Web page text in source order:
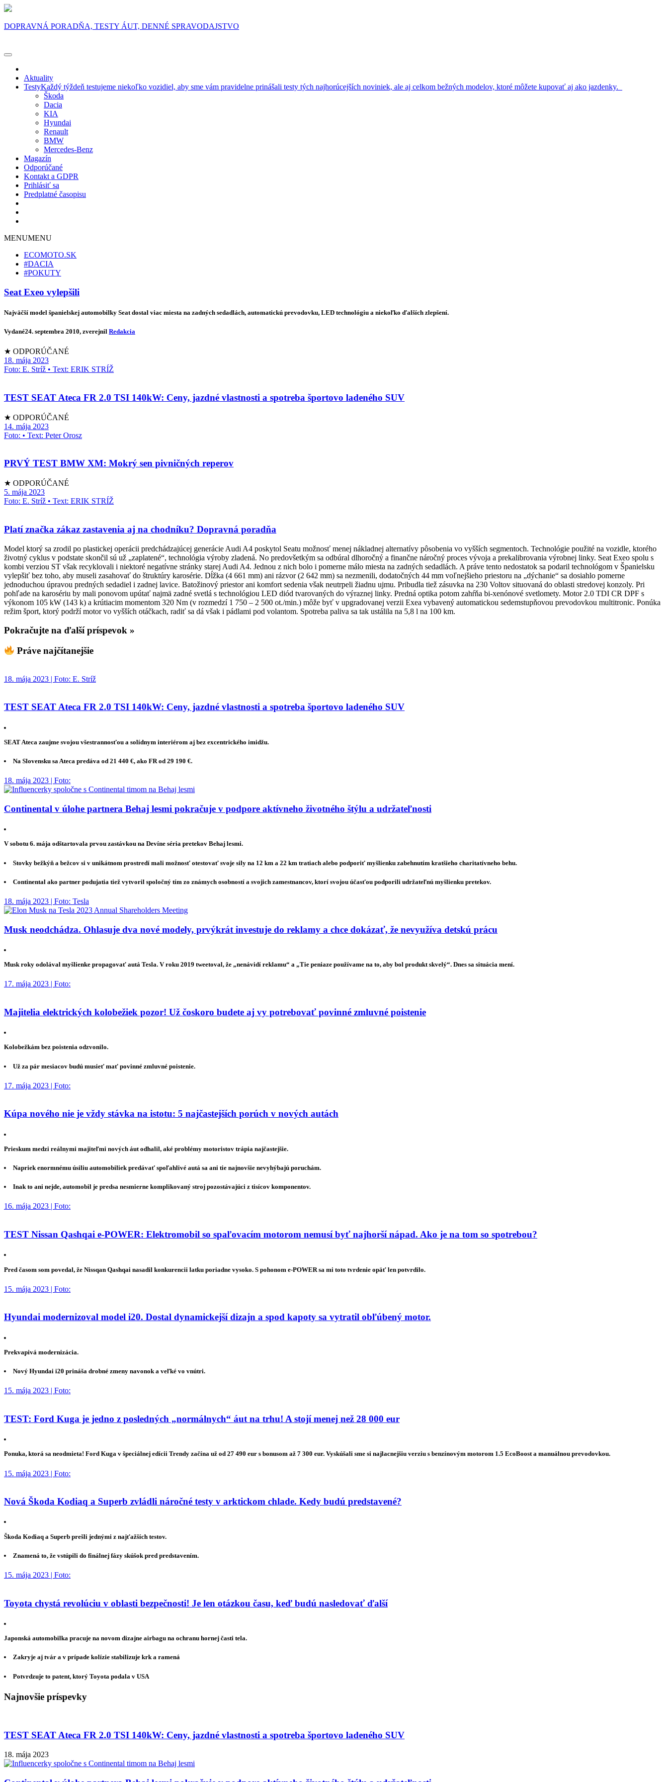
DOPRAVNÁ PORADŇA, TESTY ÁUT, DENNÉ SPRAVODAJSTVO
Aktuality
TestyKaždý týždeň testujeme niekoľko vozidiel, aby sme vám pravidelne prinášali testy tých najhorúcejších noviniek, ale aj celkom bežných modelov, ktoré môžete kupovať aj ako jazdenky.
Škoda
Dacia
KIA
Hyundai
Renault
BMW
Mercedes-Benz
Magazín
Odporúčané
Kontakt a GDPR
Prihlásiť sa
Predplatné časopisu
MENUMENU
ECOMOTO.SK
#DACIA
#POKUTY
Seat Exeo vylepšili
Najväčší model španielskej automobilky Seat dostal viac miesta na zadných sedadlách, automatickú prevodovku, LED technológiu a niekoľko ďalších zlepšení.
Vydané24. septembra 2010, zverejnil Redakcia
★ ODPORÚČANÉ
18. mája 2023
Foto: E. Stríž • Text: ERIK STRÍŽ
TEST SEAT Ateca FR 2.0 TSI 140kW: Ceny, jazdné vlastnosti a spotreba športovo ladeného SUV
★ ODPORÚČANÉ
14. mája 2023
Foto: • Text: Peter Orosz
PRVÝ TEST BMW XM: Mokrý sen pivničných reperov
★ ODPORÚČANÉ
5. mája 2023
Foto: E. Stríž • Text: ERIK STRÍŽ
Platí značka zákaz zastavenia aj na chodníku? Dopravná poradňa
Model ktorý sa zrodil po plastickej operácii predchádzajúcej generácie Audi A4 poskytol Seatu možnosť menej nákladnej alternatívy pôsobenia vo vyšších segmentoch. Technológie použité na vozidle, ktorého
životný cyklus v podstate skončil sú už „zaplatené“, technológia výroby zladená. No predovšetkým sa odbúral dlhoročný a finančne náročný proces vývoja a prekalibrovania výrobnej linky. Seat Exeo spolu s
kombi verziou ST však recyklovali i niektoré negatívne stránky starej Audi A4. Jednou z nich bolo i pomerne málo miesta na zadných sedadlách. A práve tento nedostatok sa podaril technológom v Španielsku
vylepšiť bez toho, aby museli zasahovať do štruktúry karosérie. Dĺžka (4 661 mm) ani rázvor (2 642 mm) sa nezmenili, dodatočných 44 mm voľnejšieho priestoru na „dýchanie“ sa dosiahlo pomerne
jednoduchou úpravou predných sedadiel i zadnej lavice. Batožinový priestor ani komfort sedenia však neutrpeli žiadnu ujmu. Pribudla tiež zásuvka na 230 Voltov situovaná do oblasti stredovej konzoly. Pri
pohľade na karosériu by mali ponovom upútať najmä zadné svetlá s technológiou LED diód tvarovaných do výraznej linky. Predná optika potom zahŕňa bi-xenónové svetlomety. Motor 2.0 TDI CR DPF s
výkonom 105 kW (143 k) a krútiacim momentom 320 Nm (v rozmedzí 1 750 – 2 500 ot./min.) môže byť v upgradovanej verzii Exea vybavený automatickou sedemstupňovou prevodovkou multitronic. Ponúka
režim šport, ktorý podrží motor vo vyšších otáčkach, radiť sa dá však i pádlami pod volantom. Spotreba paliva sa tak ustálila na 5,8 l na 100 km.
Pokračujte na ďalší príspevok »
Práve najčítanejšie
18. mája 2023 | Foto: E. Stríž
TEST SEAT Ateca FR 2.0 TSI 140kW: Ceny, jazdné vlastnosti a spotreba športovo ladeného SUV
SEAT Ateca zaujme svojou všestrannosťou a solídnym interiérom aj bez excentrického imidžu.
Na Slovensku sa Ateca predáva od 21 440 €, ako FR od 29 190 €.
18. mája 2023 | Foto:
Continental v úlohe partnera Behaj lesmi pokračuje v podpore aktívneho životného štýlu a udržateľnosti
V sobotu 6. mája odštartovala prvou zastávkou na Devíne séria pretekov Behaj lesmi.
Stovky bežkýň a bežcov si v unikátnom prostredí mali možnosť otestovať svoje sily na 12 km a 22 km tratiach alebo podporiť myšlienku zabehnutím kratšieho charitatívneho behu.
Continental ako partner podujatia tiež vytvoril spoločný tím zo známych osobností a svojich zamestnancov, ktorí svojou účasťou podporili udržateľnú myšlienku pretekov.
18. mája 2023 | Foto: Tesla
Musk neodchádza. Ohlasuje dva nové modely, prvýkrát investuje do reklamy a chce dokázať, že nevyužíva detskú prácu
Musk roky odolával myšlienke propagovať autá Tesla. V roku 2019 tweetoval, že „nenávidí reklamu“ a „Tie peniaze používame na to, aby bol produkt skvelý“. Dnes sa situácia mení.
17. mája 2023 | Foto:
Majitelia elektrických kolobežiek pozor! Už čoskoro budete aj vy potrebovať povinné zmluvné poistenie
Kolobežkám bez poistenia odzvonilo.
Už za pár mesiacov budú musieť mať povinné zmluvné poistenie.
17. mája 2023 | Foto:
Kúpa nového nie je vždy stávka na istotu: 5 najčastejších porúch v nových autách
Prieskum medzi reálnymi majiteľmi nových áut odhalil, aké problémy motoristov trápia najčastejšie.
Napriek enormnému úsiliu automobiliek predávať spoľahlivé autá sa ani tie najnovšie nevyhýbajú poruchám.
Inak to ani nejde, automobil je predsa nesmierne komplikovaný stroj pozostávajúci z tisícov komponentov.
16. mája 2023 | Foto:
TEST Nissan Qashqai e-POWER: Elektromobil so spaľovacím motorom nemusí byť najhorší nápad. Ako je na tom so spotrebou?
Pred časom som povedal, že Nissqan Qashqai nasadil konkurencii latku poriadne vysoko. S pohonom e-POWER sa mi toto tvrdenie opäť len potvrdilo.
15. mája 2023 | Foto:
Hyundai modernizoval model i20. Dostal dynamickejší dizajn a spod kapoty sa vytratil obľúbený motor.
Prekvapivá modernizácia.
Nový Hyundai i20 prináša drobné zmeny navonok a veľké vo vnútri.
15. mája 2023 | Foto:
TEST: Ford Kuga je jedno z posledných „normálnych“ áut na trhu! A stojí menej než 28 000 eur
Ponuka, ktorá sa neodmieta! Ford Kuga v špeciálnej edícii Trendy začína už od 27 490 eur s bonusom až 7 300 eur. Vyskúšali sme si najlacnejšiu verziu s benzínovým motorom 1.5 EcoBoost a manuálnou prevodovkou.
15. mája 2023 | Foto:
Nová Škoda Kodiaq a Superb zvládli náročné testy v arktickom chlade. Kedy budú predstavené?
Škoda Kodiaq a Superb prešli jednými z najťažších testov.
Znamená to, že vstúpili do finálnej fázy skúšok pred predstavením.
15. mája 2023 | Foto:
Toyota chystá revolúciu v oblasti bezpečnosti! Je len otázkou času, keď budú nasledovať ďalší
Japonská automobilka pracuje na novom dizajne airbagu na ochranu hornej časti tela.
Zakryje aj tvár a v prípade kolízie stabilizuje krk a ramená
Potvrdzuje to patent, ktorý Toyota podala v USA
Najnovšie príspevky
TEST SEAT Ateca FR 2.0 TSI 140kW: Ceny, jazdné vlastnosti a spotreba športovo ladeného SUV
18. mája 2023